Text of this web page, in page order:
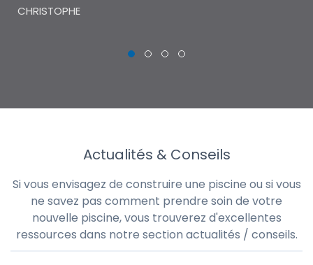
CHRISTOPHE
Actualités & Conseils
Si vous envisagez de construire une piscine ou si vous
ne savez pas comment prendre soin de votre
nouvelle piscine, vous trouverez d'excellentes
ressources dans notre section actualités / conseils.